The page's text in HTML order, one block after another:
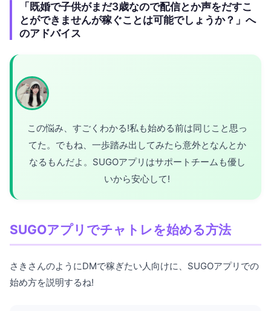
「既婚で子供がまだ3歳なので配信とか声をだすこ
とができませんが稼ぐことは可能でしょうか？」へ
のアドバイス
この悩み、すごくわかる!私も始める前は同じこと思っ
てた。でもね、一歩踏み出してみたら意外となんとか
なるもんだよ。SUGOアプリはサポートチームも優し
いから安心して!
SUGOアプリでチャトレを始める方法
さきさんのようにDMで稼ぎたい人向けに、SUGOアプリでの
始め方を説明するね!